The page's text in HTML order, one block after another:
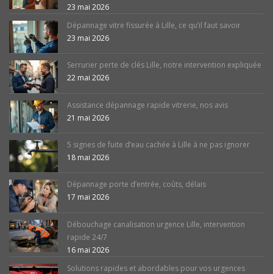
23 mai 2026
Dépannage vitre fissurée à Lille, ce qu’il faut savoir
23 mai 2026
Serrurier perte de clés Lille, notre intervention expliquée
22 mai 2026
Assistance dépannage rapide vitrerie, nos avis
21 mai 2026
5 signes de fuite d’eau cachée à Lille à ne pas ignorer
18 mai 2026
Dépannage porte d’entrée, coûts, délais
17 mai 2026
Débouchage canalisation urgence Lille, intervention
rapide 24/7
16 mai 2026
Solutions rapides et abordables pour vos urgences